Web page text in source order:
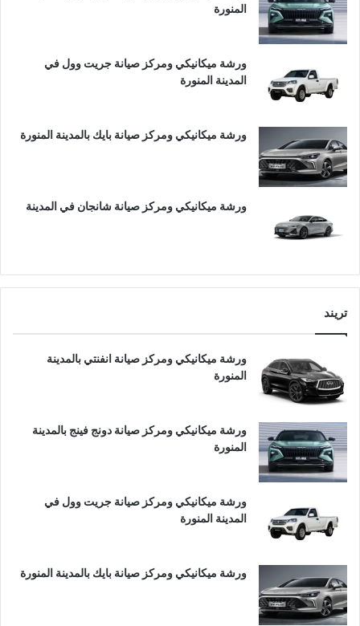
المنورة
ورشة ميكانيكي ومركز صيانة جريت وول في
المدينة المنورة
ورشة ميكانيكي ومركز صيانة بايك بالمدينة المنورة
ورشة ميكانيكي ومركز صيانة شانجان في المدينة
تريند
ورشة ميكانيكي ومركز صيانة انفنتي بالمدينة
المنورة
ورشة ميكانيكي ومركز صيانة دونج فينج بالمدينة
المنورة
ورشة ميكانيكي ومركز صيانة جريت وول في
المدينة المنورة
ورشة ميكانيكي ومركز صيانة بايك بالمدينة المنورة